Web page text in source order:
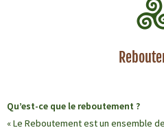
Qu’est-ce que le reboutement ?
« Le Reboutement est un ensemble